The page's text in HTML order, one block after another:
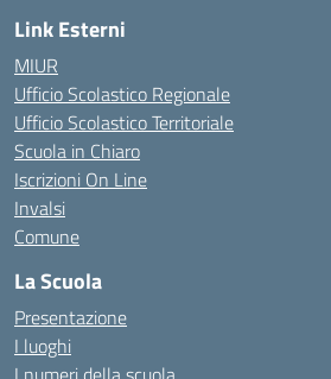
Link Esterni
MIUR
Ufficio Scolastico Regionale
Ufficio Scolastico Territoriale
Scuola in Chiaro
Iscrizioni On Line
Invalsi
Comune
La Scuola
Presentazione
I luoghi